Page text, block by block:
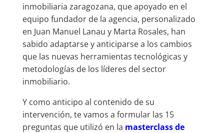
inmobiliaria zaragozana, que apoyado en el
equipo fundador de la agencia, personalizado
en Juan Manuel Lanau y Marta Rosales, han
sabido adaptarse y anticiparse a los cambios
que las nuevas herramientas tecnológicas y
metodologías de los líderes del sector
inmobiliario.
Y como anticipo al contenido de su
intervención, te vamos a formular las 15
preguntas que utilizó en la masterclass de